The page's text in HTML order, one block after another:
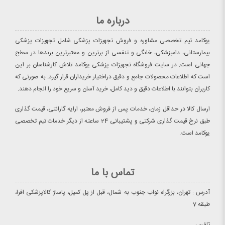
درباره ما
یوکامد تیم تخصصی مشاوره و فروش تجهیزات پزشکی شامل تجهیزات پزشکی
بیمارستانی، دامپزشکی، خانگی و تنفسی از برترین و معتبرترین برندها در سطح
جهانی است. در سایت فروشگاه تجهیزات پزشکی یوکامد تلاش کارشناسان بر این
است که اطلاعات محصولات جامع و دقیق دراختیار خریداران قرار گیرد. به صورتی که
کاربران بتوانند با اطلاعات دقیق و دید کامل، خرید آسان و سریع خود را انجام دهند.
ارسال کالا در حداقل زمان، خدمات پس از فروش معتبر، ارایه گارانتی، قیمت گذاری
طبق نرخ قیمت گذاری شرکتی و پشتیبانی 24 ساعته از دیگر خدمات تیم تخصصی
یوکامد است.
تماس با ما
آدرس : تهران، بزرگراه نواب جنوب به شمال، قبل از پل کمیل، پاساژ کالاپزشکی افرا،
طبقه 7